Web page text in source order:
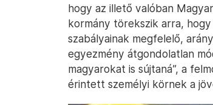
hogy az illető valóban
kormány törekszik arra,
szabályainak megfelelő,
egyezmény átgondolatlan
magyarokat is sújtaná”, a
érintett személyi körnek a